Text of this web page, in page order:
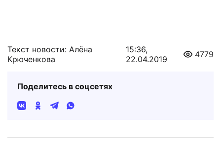
Текст новости: Алёна
Крюченкова
15:36,
22.04.2019
4779
Поделитесь в соцсетях